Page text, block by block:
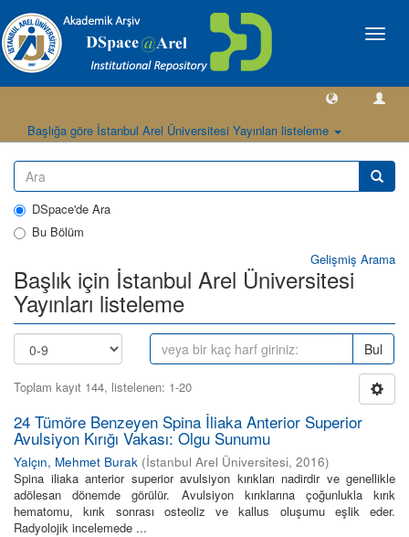
Geçiş
Başlığa göre İstanbul Arel Üniversitesi Yayınları listeleme
DSpace'de Ara
Bu Bölüm
Gelişmiş Arama
Başlık için İstanbul Arel Üniversitesi
Yayınları listeleme
Bul
Toplam kayıt 144, listelenen: 1-20
24 Tümöre Benzeyen Spina İliaka Anterior Superior
Avulsiyon Kırığı Vakası: Olgu Sunumu
Yalçın, Mehmet Burak (İstanbul Arel Üniversitesi, 2016)
Spina iliaka anterior superior avulsiyon kırıkları nadirdir ve genellikle
adölesan dönemde görülür. Avulsiyon kırıklarına çoğunlukla kırık
hematomu, kırık sonrası osteoliz ve kallus oluşumu eşlik eder.
Radyolojik incelemede ...